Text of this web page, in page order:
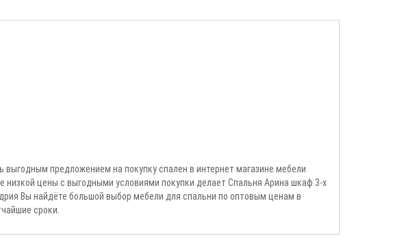
предложением на покупку спален в интернет магазине мебели
цены с выгодными условиями покупки делает Спальня Арина шкаф 3-х
Вы найдёте большой выбор мебели для спальни по оптовым ценам в
сроки.